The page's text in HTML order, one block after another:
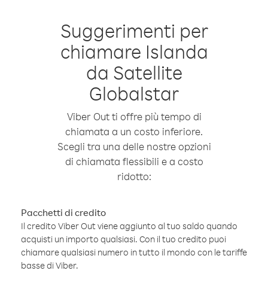
Suggerimenti per
chiamare Islanda
da Satellite
Globalstar
Viber Out ti offre più tempo di
chiamata a un costo inferiore.
Scegli tra una delle nostre opzioni
di chiamata flessibili e a costo
ridotto:
Pacchetti di credito
Il credito Viber Out viene aggiunto al tuo saldo quando
acquisti un importo qualsiasi. Con il tuo credito puoi
chiamare qualsiasi numero in tutto il mondo con le tariffe
basse di Viber.